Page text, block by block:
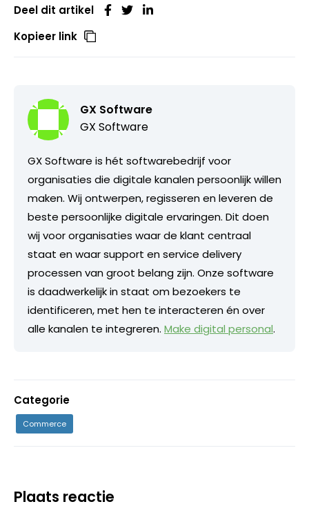
Deel dit artikel
Kopieer link
GX Software
GX Software
GX Software is hét softwarebedrijf voor
organisaties die digitale kanalen persoonlijk willen
maken. Wij ontwerpen, regisseren en leveren de
beste persoonlijke digitale ervaringen. Dit doen
wij voor organisaties waar de klant centraal
staat en waar support en service delivery
processen van groot belang zijn. Onze software
is daadwerkelijk in staat om bezoekers te
identificeren, met hen te interacteren én over
alle kanalen te integreren. Make digital personal.
Categorie
Commerce
Plaats reactie